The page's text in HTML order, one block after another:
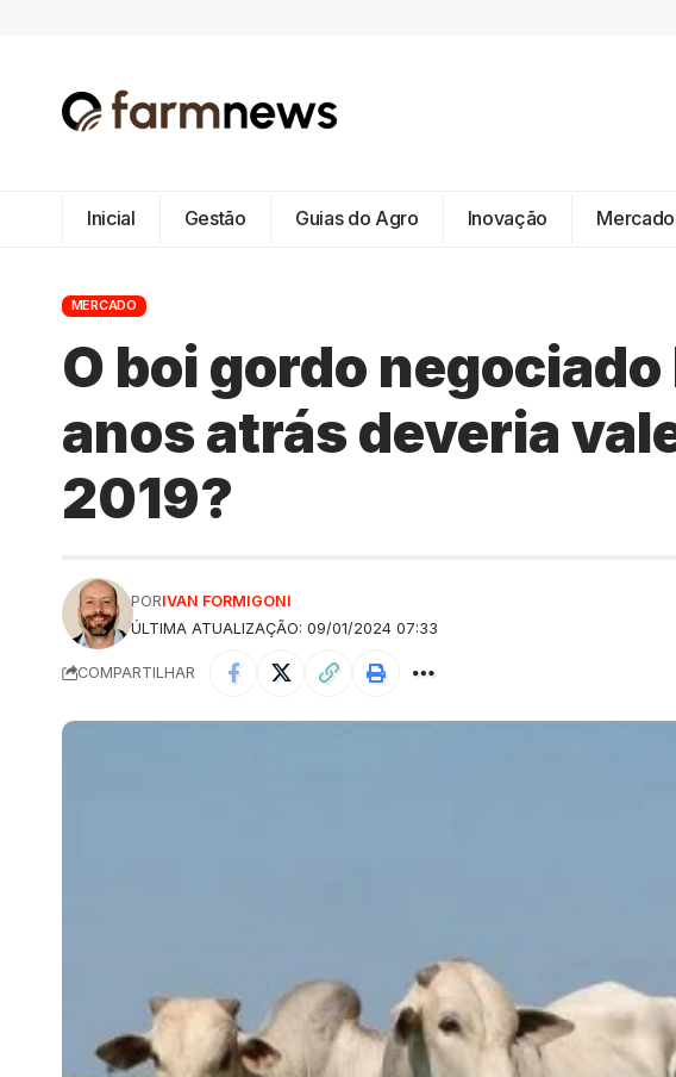
Inicial Gestão Guias do Agro Inovação Mercado
MERCADO
O boi gordo negociado
anos atrás deveria
2019?
ÚLTIMA ATUALIZAÇÃO: 09/01/2024 07:33
PORIVAN FORMIGONI
COMPARTILHAR